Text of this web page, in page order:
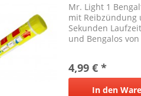
Mr. Light 1
mit Reibzündung
Sekunden
und Bengalos von
4,99 € *
In den